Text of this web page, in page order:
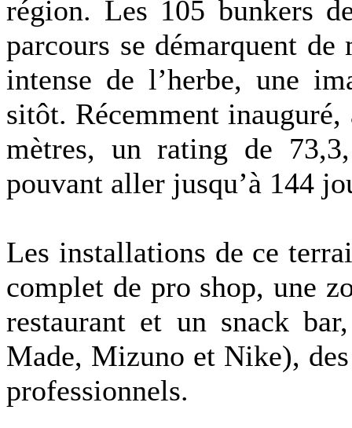
région. Les 105 bunkers
parcours se démarquent
intense de l’herbe, une
sitôt. Récemment
mètres, un rating de
pouvant aller jusqu’à 144
Les installations de ce
complet de pro shop, une
restaurant et un snack
Made, Mizuno et Nike),
professionnels.